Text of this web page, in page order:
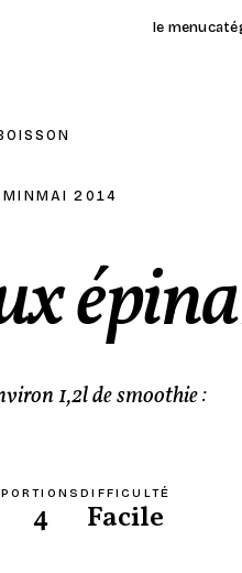
le menu
MAI 2014
1,2l de smoothie :
PORTIONS
4
DIFFICULTÉ
Facile